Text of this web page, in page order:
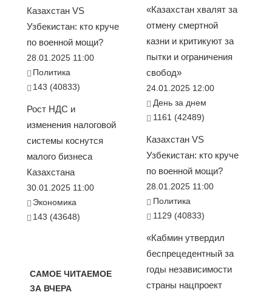
Казахстан VS
Узбекистан: кто круче
по военной мощи?
28.01.2025 11:00
Политика
143 (40833)
Рост НДС и
изменения налоговой
системы коснутся
малого бизнеса
Казахстана
30.01.2025 11:00
Экономика
143 (43648)
САМОЕ ЧИТАЕМОЕ
ЗА ВЧЕРА
«Казахстан хвалят за
отмену смертной
казни и критикуют за
пытки и ограничения
свобод»
24.01.2025 12:00
День за днем
1161 (42489)
Казахстан VS
Узбекистан: кто круче
по военной мощи?
28.01.2025 11:00
Политика
1129 (40833)
«Кабмин утвердил
беспрецедентный за
годы независимости
страны нацпроект